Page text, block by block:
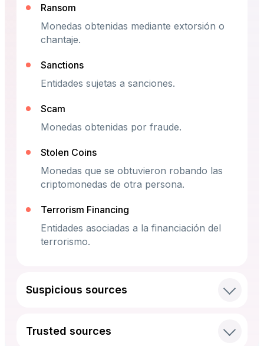
Ransom
Monedas obtenidas mediante extorsión o
chantaje.
Sanctions
Entidades sujetas a sanciones.
Scam
Monedas obtenidas por fraude.
Stolen Coins
Monedas que se obtuvieron robando las
criptomonedas de otra persona.
Terrorism Financing
Entidades asociadas a la financiación del
terrorismo.
Suspicious sources
Trusted sources